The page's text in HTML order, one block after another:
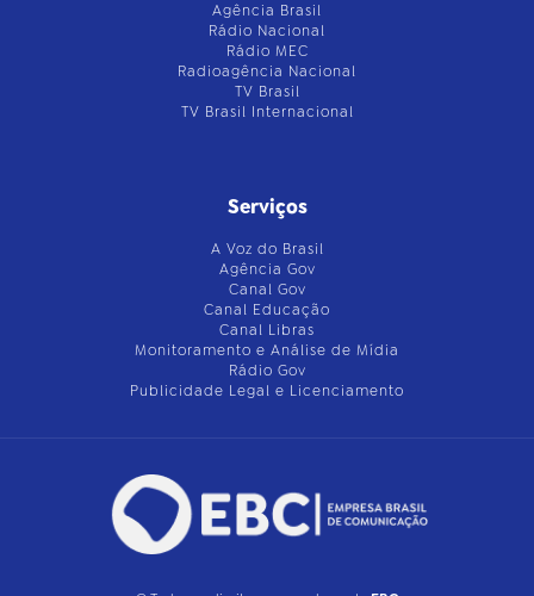
Agência Brasil
Rádio Nacional
Rádio MEC
Radioagência Nacional
TV Brasil
TV Brasil Internacional
Serviços
A Voz do Brasil
Agência Gov
Canal Gov
Canal Educação
Canal Libras
Monitoramento e Análise de Mídia
Rádio Gov
Publicidade Legal e Licenciamento